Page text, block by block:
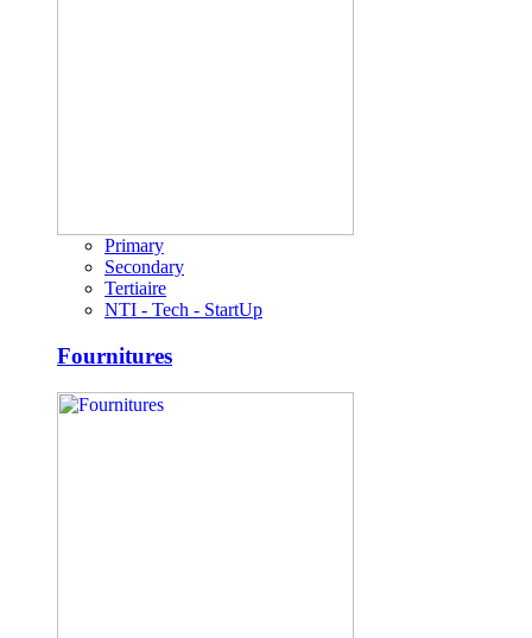
Primary
Secondary
Tertiaire
NTI - Tech - StartUp
Fournitures